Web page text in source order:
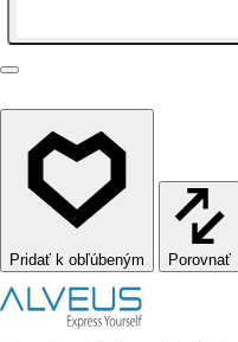
Porovnať